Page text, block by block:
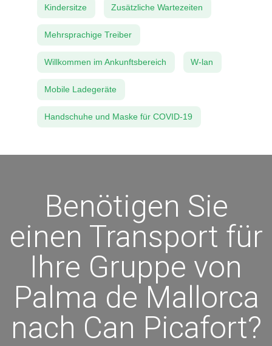
Kindersitze Zusätzliche Wartezeiten
Mehrsprachige Treiber
Willkommen im Ankunftsbereich W-lan
Mobile Ladegeräte
Handschuhe und Maske für COVID-19
Benötigen Sie
einen Transport für
Ihre Gruppe von
Palma de Mallorca
nach Can Picafort?